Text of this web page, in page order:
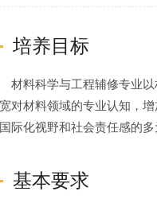
培养目标
材料科学与工程辅修专业
对材料领域的专业认知，
际化视野和社会责任感的多
基本要求